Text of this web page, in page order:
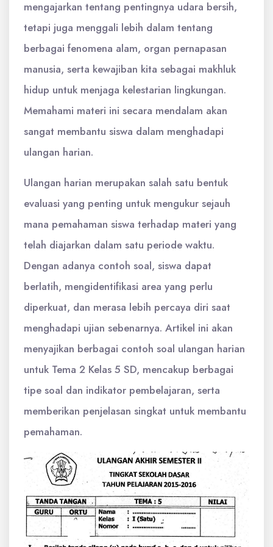
mengajarkan tentang pentingnya udara bersih,
tetapi juga menggali lebih dalam tentang
berbagai fenomena alam, organ pernapasan
manusia, serta kewajiban kita sebagai makhluk
hidup untuk menjaga kelestarian lingkungan.
Memahami materi ini secara mendalam akan
sangat membantu siswa dalam menghadapi
ulangan harian.
Ulangan harian merupakan salah satu bentuk
evaluasi yang penting untuk mengukur sejauh
mana pemahaman siswa terhadap materi yang
telah diajarkan dalam satu periode waktu.
Dengan adanya contoh soal, siswa dapat
berlatih, mengidentifikasi area yang perlu
diperkuat, dan merasa lebih percaya diri saat
menghadapi ujian sebenarnya. Artikel ini akan
menyajikan berbagai contoh soal ulangan harian
untuk Tema 2 Kelas 5 SD, mencakup berbagai
tipe soal dan indikator pembelajaran, serta
memberikan penjelasan singkat untuk membantu
pemahaman.